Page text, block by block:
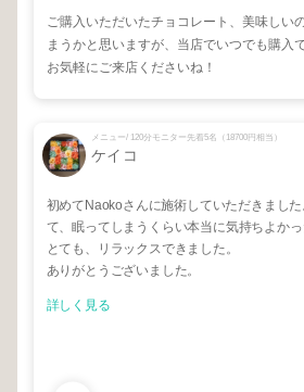
ご購入いただいたチョコレート、美味しい
まうかと思いますが、当店でいつでも購入
お気軽にご来店くださいね！
メニュー/ 120分モニター先着5名（18700円相当）
ケイコ
初めてNaokoさんに施術していただきまし
て、眠ってしまうくらい本当に気持ちよかっ
とても、リラックスできました。
ありがとうございました。
詳しく見る